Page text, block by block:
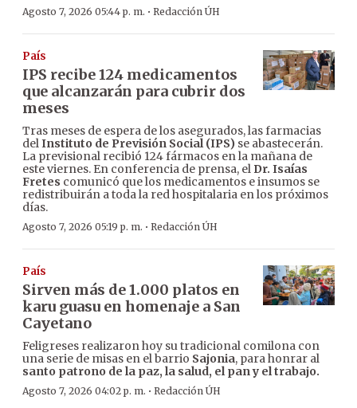
Agosto 7, 2026 05:44 p. m. · Redacción ÚH
País
IPS recibe 124 medicamentos
que alcanzarán para cubrir dos
meses
Tras meses de espera de los asegurados, las farmacias
delInstituto de Previsión Social (IPS) se abastecerán.
La previsional recibió 124 fármacos en la mañana de
este viernes. En conferencia de prensa, el Dr. Isaías
Fretes comunicó que los medicamentos e insumos se
redistribuirán a toda la red hospitalaria en los próximos
días.
Agosto 7, 2026 05:19 p. m. · Redacción ÚH
País
Sirven más de 1.000 platos en
karu guasu en homenaje a San
Cayetano
Feligreses realizaron hoy su tradicional comilona con
una serie de misas en el barrio Sajonia, para honrar al
santo patrono de la paz, la salud, el pan y el trabajo.
Agosto 7, 2026 04:02 p. m. · Redacción ÚH